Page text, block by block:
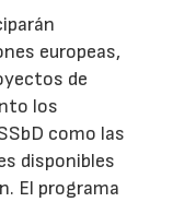
europeas,
de
los
como las
disponibles
El programa